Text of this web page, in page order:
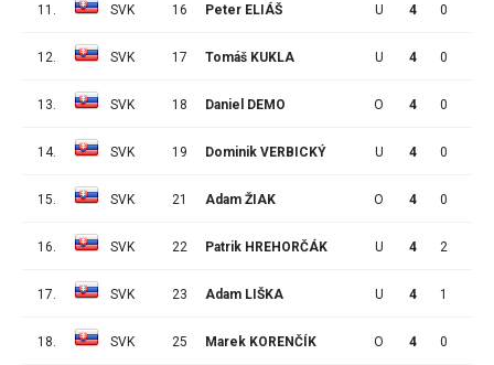
11. SVK 16 Peter ELIÁŠ U 4 0
12. SVK 17 Tomáš KUKLA U 4 0
13. SVK 18 Daniel DEMO O 4 0
14. SVK 19 Dominik VERBICKÝ U 4 0
15. SVK 21 Adam ŽIAK O 4 0
16. SVK 22 Patrik HREHORČÁK U 4 2
17. SVK 23 Adam LIŠKA U 4 1
18. SVK 25 Marek KORENČÍK O 4 0